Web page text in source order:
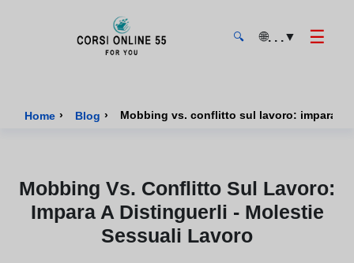
🔍 🌐. . .▼ ☰
Home › Blog › Mobbing vs. conflitto sul lavoro: impara a
Mobbing Vs. Conflitto Sul Lavoro:
Impara A Distinguerli - Molestie
Sessuali Lavoro